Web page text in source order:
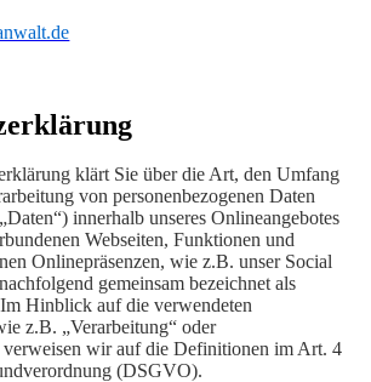
klärt Sie über die Art, den Umfang
von personenbezogenen Daten
innerhalb unseres Onlineangebotes
Webseiten, Funktionen und
Onlinepräsenzen, wie z.B. unser Social
gemeinsam bezeichnet als
Hinblick auf die verwendeten
z.B. „Verarbeitung“ oder
verweisen wir auf die Definitionen im Art. 4
(DSGVO).